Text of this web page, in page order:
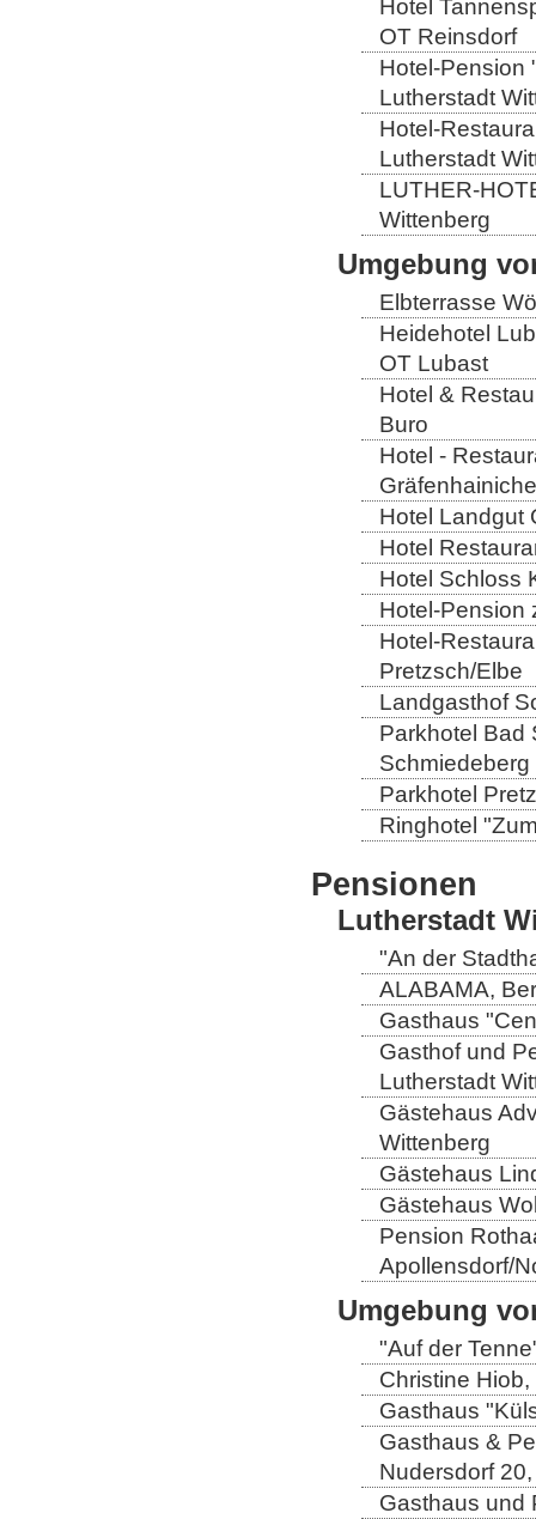
Hotel
OT Reinsdorf
Hotel-Pension
Lutherstadt
Hotel-
Lutherstadt
LUTHER-
Wittenberg
Umgebung
Elbterrasse
Heidehotel
OT Lubast
Hotel &
Buro
Hotel -
Hotel Landgut
Hotel
Hotel Schloss
Hotel-Pension
Hotel-
Pretzsch/Elbe
Landgasthof
Parkhotel Bad
Schmiedeberg
Parkhotel
Ringhotel
Pensionen
Lutherstadt
"An der
ALABAMA,
Gasthaus
Gasthof und
Lutherstadt
Gästehaus
Wittenberg
Gästehaus
Gästehaus
Pension
Apollensdorf/
Umgebung
"Auf der
Christine
Gasthaus
Gasthaus &
Nudersdorf
Gasthaus und